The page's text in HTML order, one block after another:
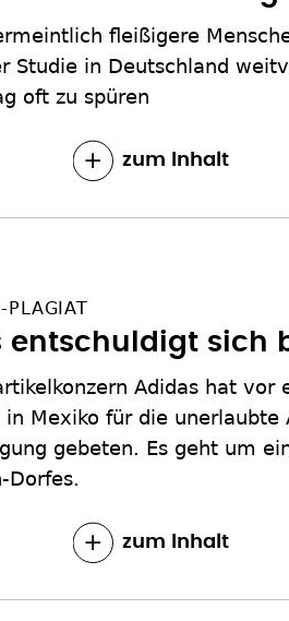
fleißigere
Studie in Deutschland
oft zu spüren
zum Inhalt
PLAGIAT
entschuldigt sich
Adidas hat
in Mexiko für die unerlaubte
gebeten. Es geht um
Dorfes.
zum Inhalt